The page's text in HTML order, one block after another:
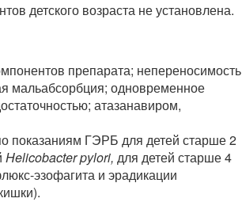
детского возраста не установлена.
препарата; непереносимость
мальабсорбция; одновременное
атазанавиром,
показаниям ГЭРБ для детей старше 2
Helicobacter pylori, для детей старше 4
эзофагита и эрадикации